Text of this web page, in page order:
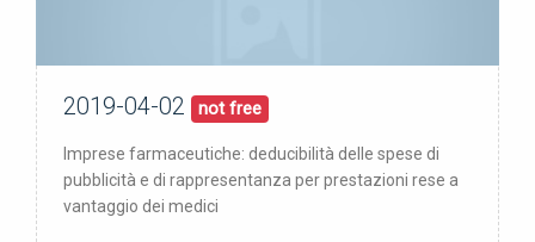
pubblicata:02/04/19
2019-04-02 not free
Imprese farmaceutiche: deducibilità delle spese di
pubblicità e di rappresentanza per prestazioni rese a
vantaggio dei medici